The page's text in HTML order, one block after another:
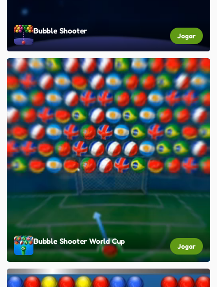
Bubble Shooter
Jogar
Bubble Shooter World Cup
Jogar